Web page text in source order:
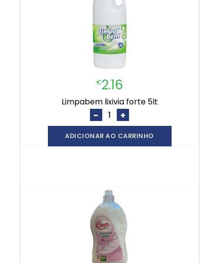
€2.16
limpabem lixivia forte 5lt
- +
ADICIONAR AO CARRINHO